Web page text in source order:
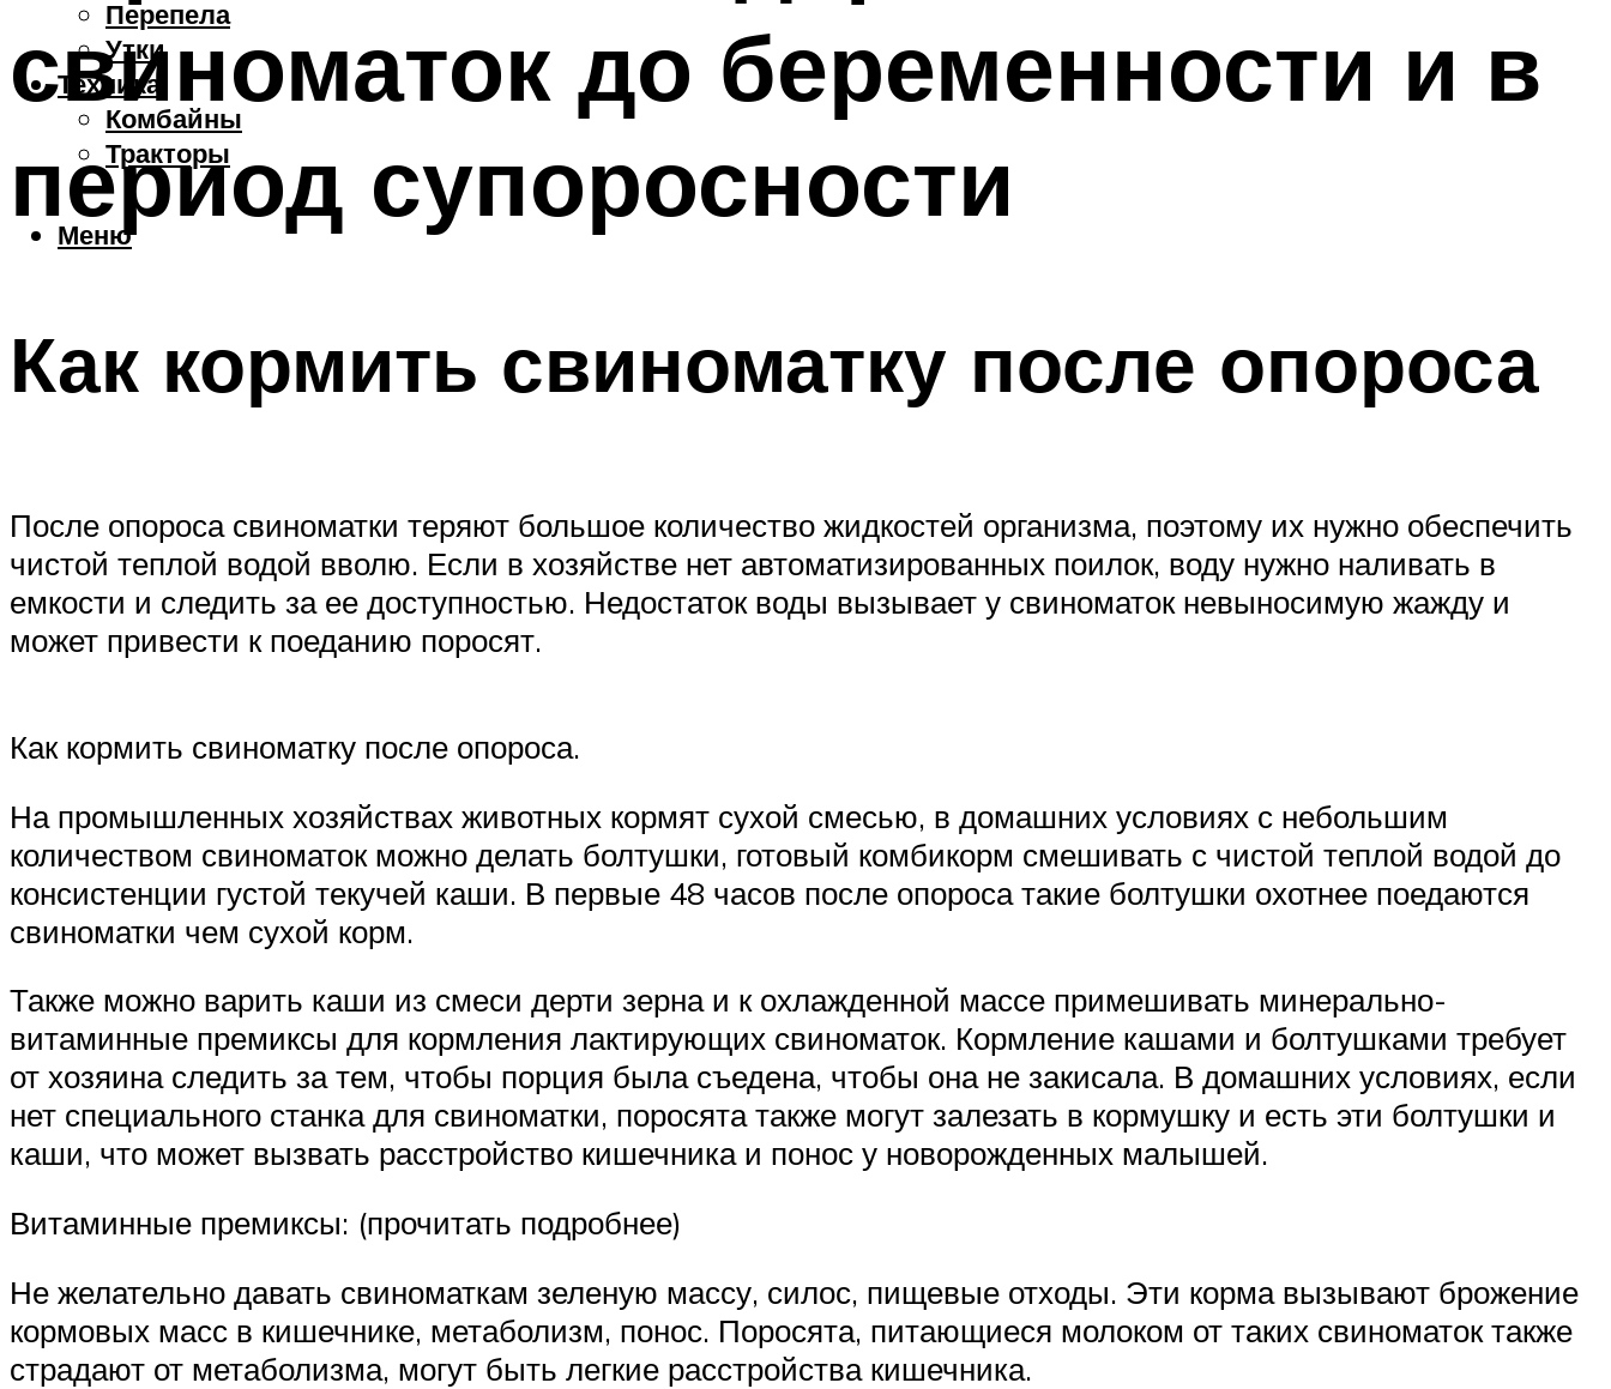
Перепела
Утки
Техника
Комбайны
Тракторы
Меню
свиноматок до беременности и в
период супоросности
Как кормить свиноматку после опороса
После опороса свиноматки теряют большое количество жидкостей организма, поэтому их нужно обеспечить
чистой теплой водой вволю. Если в хозяйстве нет автоматизированных поилок, воду нужно наливать в
емкости и следить за ее доступностью. Недостаток воды вызывает у свиноматок невыносимую жажду и
может привести к поеданию поросят.
Как кормить свиноматку после опороса.
На промышленных хозяйствах животных кормят сухой смесью, в домашних условиях с небольшим
количеством свиноматок можно делать болтушки, готовый комбикорм смешивать с чистой теплой водой до
консистенции густой текучей каши. В первые 48 часов после опороса такие болтушки охотнее поедаются
свиноматки чем сухой корм.
Также можно варить каши из смеси дерти зерна и к охлажденной массе примешивать минерально-
витаминные премиксы для кормления лактирующих свиноматок. Кормление кашами и болтушками требует
от хозяина следить за тем, чтобы порция была съедена, чтобы она не закисала. В домашних условиях, если
нет специального станка для свиноматки, поросята также могут залезать в кормушку и есть эти болтушки и
каши, что может вызвать расстройство кишечника и понос у новорожденных малышей.
Витаминные премиксы: (прочитать подробнее)
Не желательно давать свиноматкам зеленую массу, силос, пищевые отходы. Эти корма вызывают брожение
кормовых масс в кишечнике, метаболизм, понос. Поросята, питающиеся молоком от таких свиноматок также
страдают от метаболизма, могут быть легкие расстройства кишечника.